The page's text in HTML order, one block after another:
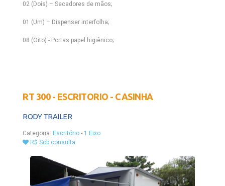
02 (Dois) – Secadores de mãos;
01 (Um) – Dispenser interfolha;
08 (Oito) - Portas papel higiênico;
RT 300 - ESCRITORIO - CASINHA
RODY TRAILER
Categoria: Escritório - 1 Eixo
R$ Sob consulta